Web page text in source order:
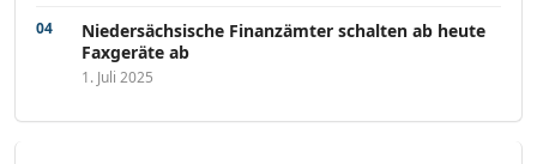
Niedersächsische Finanzämter schalten ab heute
Faxgeräte ab
1. Juli 2025